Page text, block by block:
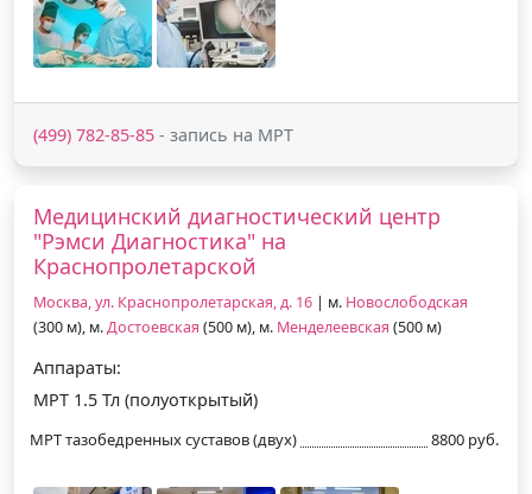
(499) 782-85-85 - запись на МРТ
Медицинский диагностический центр
"Рэмси Диагностика" на
Краснопролетарской
Москва, ул. Краснопролетарская, д. 16 | м. Новослободская
(300 м), м.Достоевская (500 м), м. Менделеевская (500 м)
Аппараты:
МРТ 1.5 Тл (полуоткрытый)
МРТ тазобедренных суставов (двух) 8800 руб.